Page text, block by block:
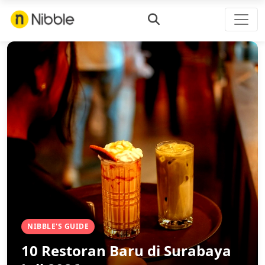
NIBBLE'S GUIDE
10 Restoran Baru di Surabaya